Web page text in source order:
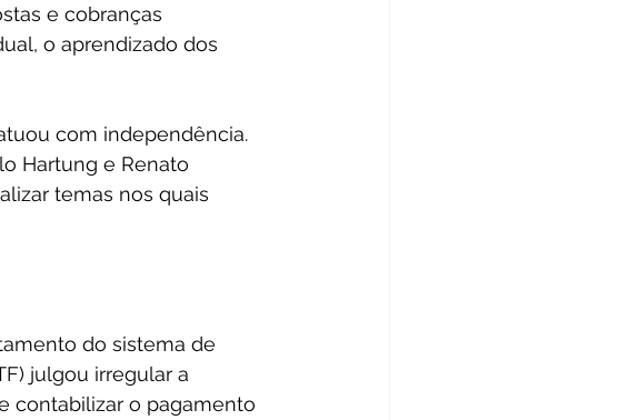
e cobranças
o aprendizado dos
com independência.
Hartung e Renato
temas nos quais
do sistema de
julgou irregular a
contabilizar o pagamento